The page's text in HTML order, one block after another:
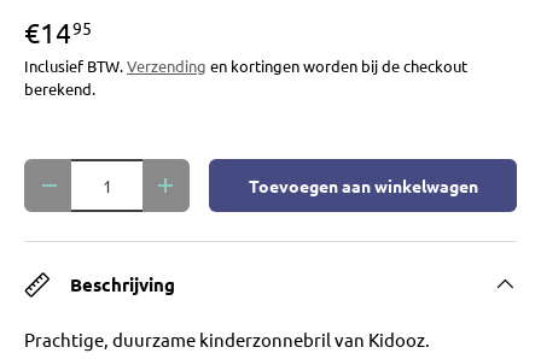
€1495
Inclusief BTW.Verzending en kortingen worden bij de checkout
berekend.
Aantal
Verlaag de hoeveelheidVerhoog de hoeveelheid
Toevoegen aan winkelwagen
Beschrijving
Prachtige, duurzame kinderzonnebril van Kidooz.